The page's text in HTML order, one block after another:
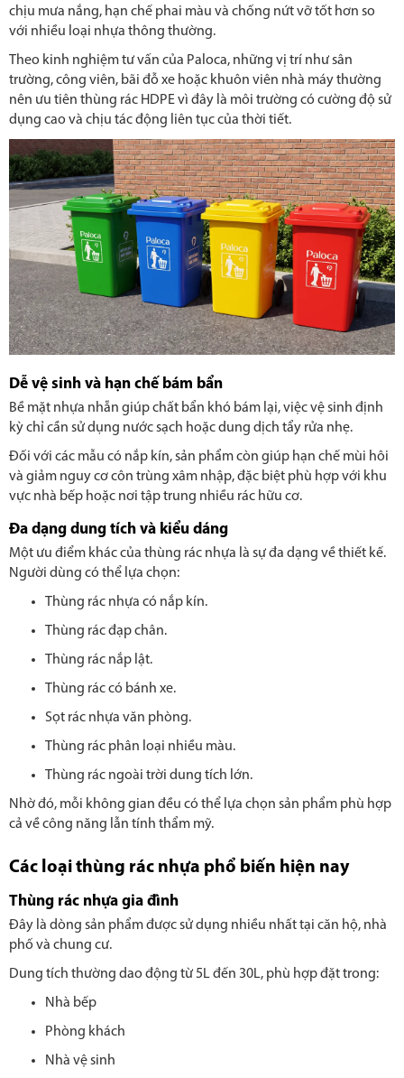
chịu mưa nắng, hạn chế phai màu và chống nứt vỡ tốt hơn so
với nhiều loại nhựa thông thường.
Theo kinh nghiệm tư vấn của Paloca, những vị trí như sân
trường, công viên, bãi đỗ xe hoặc khuôn viên nhà máy thường
nên ưu tiên thùng rác HDPE vì đây là môi trường có cường độ sử
dụng cao và chịu tác động liên tục của thời tiết.
Dễ vệ sinh và hạn chế bám bẩn
Bề mặt nhựa nhẵn giúp chất bẩn khó bám lại, việc vệ sinh định
kỳ chỉ cần sử dụng nước sạch hoặc dung dịch tẩy rửa nhẹ.
Đối với các mẫu có nắp kín, sản phẩm còn giúp hạn chế mùi hôi
và giảm nguy cơ côn trùng xâm nhập, đặc biệt phù hợp với khu
vực nhà bếp hoặc nơi tập trung nhiều rác hữu cơ.
Đa dạng dung tích và kiểu dáng
Một ưu điểm khác của thùng rác nhựa là sự đa dạng về thiết kế.
Người dùng có thể lựa chọn:
Thùng rác nhựa có nắp kín.
Thùng rác đạp chân.
Thùng rác nắp lật.
Thùng rác có bánh xe.
Sọt rác nhựa văn phòng.
Thùng rác phân loại nhiều màu.
Thùng rác ngoài trời dung tích lớn.
Nhờ đó, mỗi không gian đều có thể lựa chọn sản phẩm phù hợp
cả về công năng lẫn tính thẩm mỹ.
Các loại thùng rác nhựa phổ biến hiện nay
Thùng rác nhựa gia đình
Đây là dòng sản phẩm được sử dụng nhiều nhất tại căn hộ, nhà
phố và chung cư.
Dung tích thường dao động từ 5L đến 30L, phù hợp đặt trong:
Nhà bếp
Phòng khách
Nhà vệ sinh